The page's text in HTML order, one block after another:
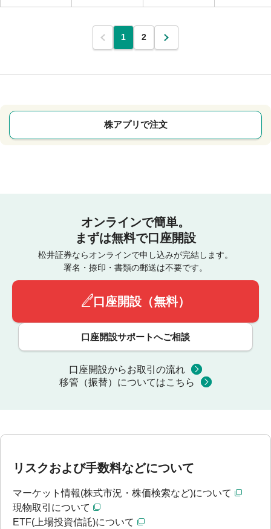
1 2
株アプリで注文
オンラインで簡単。
まずは無料で口座開設
松井証券ならオンラインで申し込みが完結します。
署名・捺印・書類の郵送は不要です。
口座開設（無料）
口座開設サポートへご相談
口座開設からお取引の流れ
移管（振替）についてはこちら
リスクおよび手数料などについて
マーケット情報(株式市況・株価検索など)について
現物取引について
ETF(上場投資信託)について